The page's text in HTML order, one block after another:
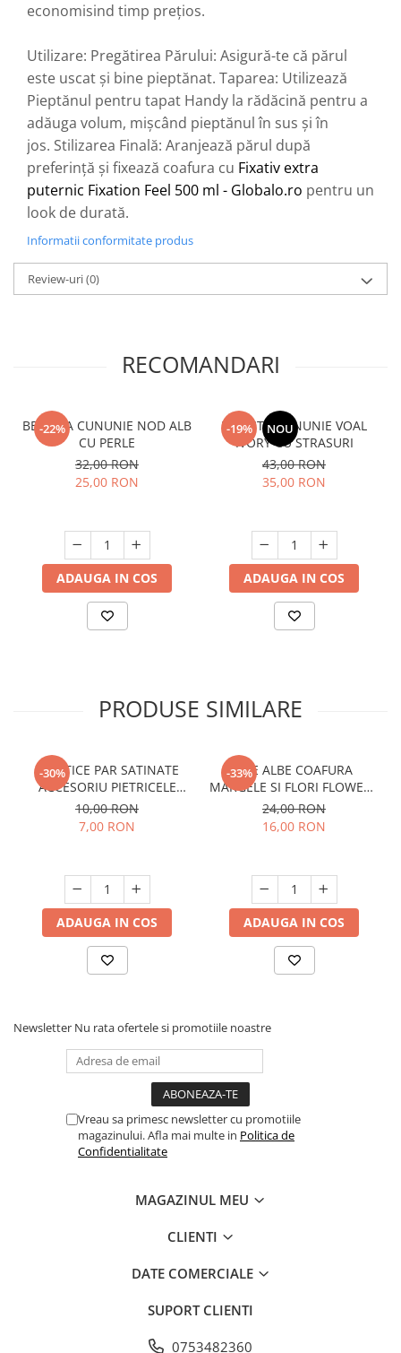
economisind timp prețios.
Utilizare: Pregătirea Părului: Asigură-te că părul
este uscat și bine pieptănat. Taparea: Utilizează
Pieptănul pentru tapat Handy la rădăcină pentru a
adăuga volum, mișcând pieptănul în sus și în
jos. Stilizarea Finală: Aranjează părul după
preferință și fixează coafura cu Fixativ extra
puternic Fixation Feel 500 ml - Globalo.ro pentru un
look de durată.
Informatii conformitate produs
Review-uri(0)
RECOMANDARI
-22%
BENTITA CUNUNIE NOD ALB
CU PERLE
32,00 RON
25,00 RON
ADAUGA IN COS
-19% NOU
BENTITA CUNUNIE VOAL
IVORY CU STRASURI
43,00 RON
35,00 RON
ADAUGA IN COS
PRODUSE SIMILARE
-30%
ELASTICE PAR SATINATE
ACCESORIU PIETRICELE
4/SET
10,00 RON
7,00 RON
ADAUGA IN COS
-33%
ACE ALBE COAFURA
MARGELE SI FLORI FLOWERY
2/SET
24,00 RON
16,00 RON
ADAUGA IN COS
Newsletter Nu rata ofertele si promotiile noastre
Vreau sa primesc newsletter cu promotiile
magazinului. Afla mai multe in Politica de
Confidentialitate
MAGAZINUL MEU
CLIENTI
DATE COMERCIALE
SUPORT CLIENTI
0753482360